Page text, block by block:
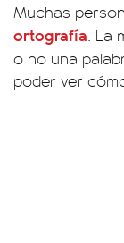
Muchas
ortografía. La
o no una
poder ver